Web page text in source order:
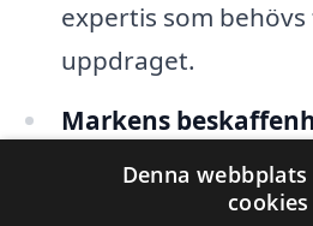
expertis som
uppdraget.
Markens
är hård eller stenig
hur snabbt
Denna
cookies